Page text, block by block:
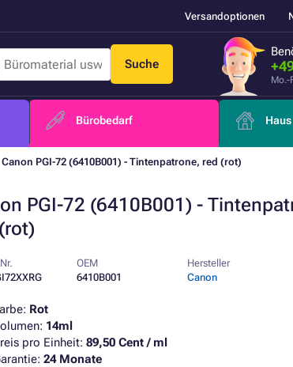
Versandoptionen
Suche
Mo.-
Bürobedarf
Canon PGI-72 (6410B001) - Tintenpatrone, red (rot)
PGI-72 (6410B001) -
OEM
6410B001
Hersteller
Canon
Rot
14ml
pro Einheit: 89,50 Cent / ml
24 Monate